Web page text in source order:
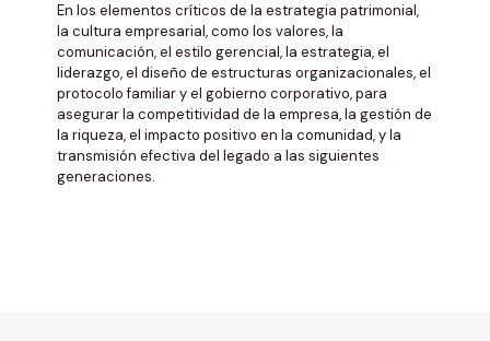
En los elementos críticos de la estrategia patrimonial,
la cultura empresarial, como los valores, la
comunicación, el estilo gerencial, la estrategia, el
liderazgo, el diseño de estructuras organizacionales, el
protocolo familiar y el gobierno corporativo, para
asegurar la competitividad de la empresa, la gestión de
la riqueza, el impacto positivo en la comunidad, y la
transmisión efectiva del legado a las siguientes
generaciones.